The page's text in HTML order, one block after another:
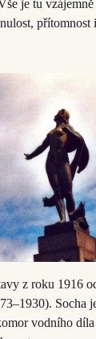
je tu
přítomnost
z roku 1916
Socha
vodního